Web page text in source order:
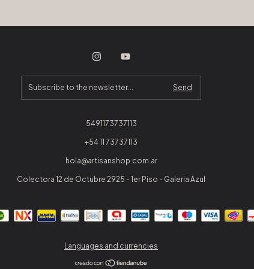
5491173737113
+54 11 73737113
hola@artisanshop.com.ar
Colectora 12 de Octubre 2925 - 1er Piso - Galeria Azul
Languages and currencies